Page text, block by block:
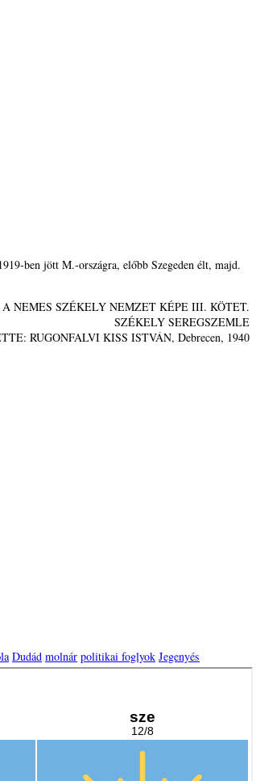
ben jött M.-országra, előbb Szegeden élt, majd.
A NEMES SZÉKELY NEMZET KÉPE III. KÖTET.
SZÉKELY SEREGSZEMLE
RUGONFALVI KISS ISTVÁN, Debrecen, 1940
Dudád molnár politikai foglyok Jegenyés